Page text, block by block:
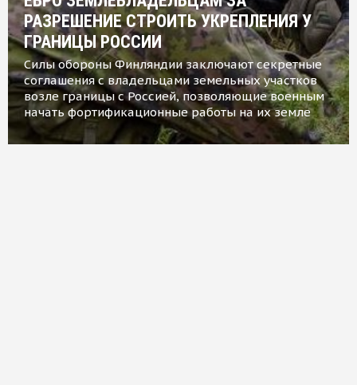
РАЗРЕШЕНИЕ СТРОИТЬ УКРЕПЛЕНИЯ У
ГРАНИЦЫ РОССИИ
Силы обороны Финляндии заключают секретные
соглашения с владельцами земельных участков
возле границы с Россией, позволяющие военным
начать фортификационные работы на их земле